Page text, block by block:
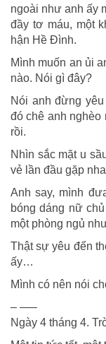
ngoài như anh ấy
đầy tơ máu, một
hận Hề Đình.
Mình muốn an ủi
nào. Nói gì đây?
Nói anh đừng
đó chê anh
rồi.
Nhìn sắc mặt u
vẻ lần đầu gặp
Anh say, mình
bóng dáng nữ
một phòng ngủ
Thật sự yêu đến
ấy…
Mình có nên nói
– —–
Ngày 4 tháng 4.